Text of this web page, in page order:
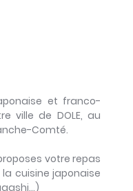
et franco-
ville de DOLE, au
Comté.
votre repas
cuisine japonaise